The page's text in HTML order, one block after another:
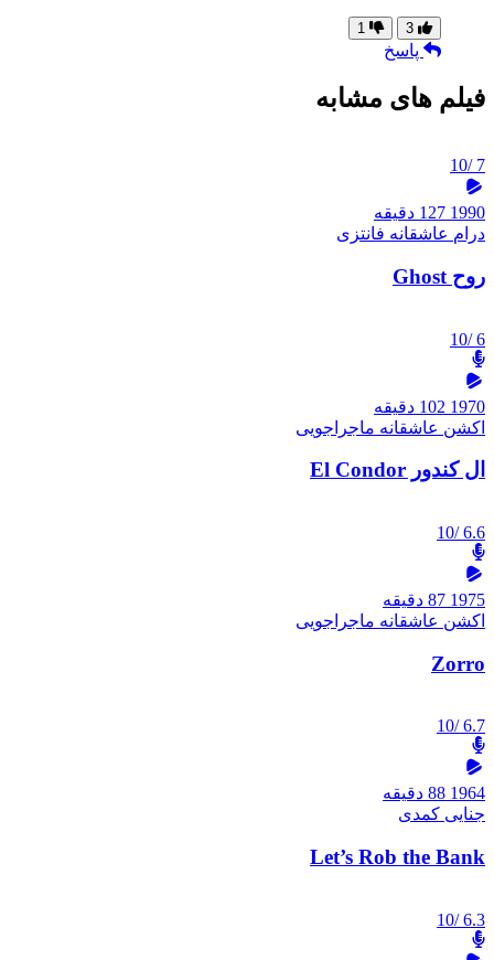
3
1
پاسخ
فیلم های مشابه
7
/10
1990 127 دقیقه
درام عاشقانه فانتزی
روح Ghost
6
/10
1970 102 دقیقه
اکشن عاشقانه ماجراجویی
ال کندور El Condor
6.6
/10
1975 87 دقیقه
اکشن عاشقانه ماجراجویی
Zorro
6.7
/10
1964 88 دقیقه
جنایی کمدی
Let’s Rob the Bank
6.3
/10